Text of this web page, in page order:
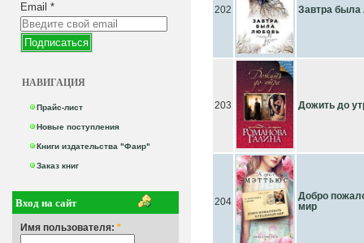
Email *
НАВИГАЦИЯ
Прайс-лист
Новые поступления
Книги издательства "Фаир"
Заказ книг
Вход на сайт
Имя пользователя: *
202 Завтра была
203 Дожить до
204
Добро
мир